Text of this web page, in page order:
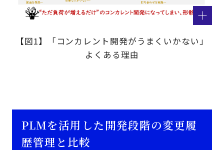
【図1】「コンカレント開発がうまくいかない」
よくある理由
PLMを活用した開発段階の変更履
歴管理と比較